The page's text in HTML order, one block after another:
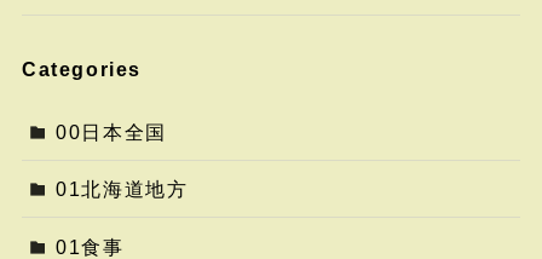
Categories
00日本全国
01北海道地方
01食事